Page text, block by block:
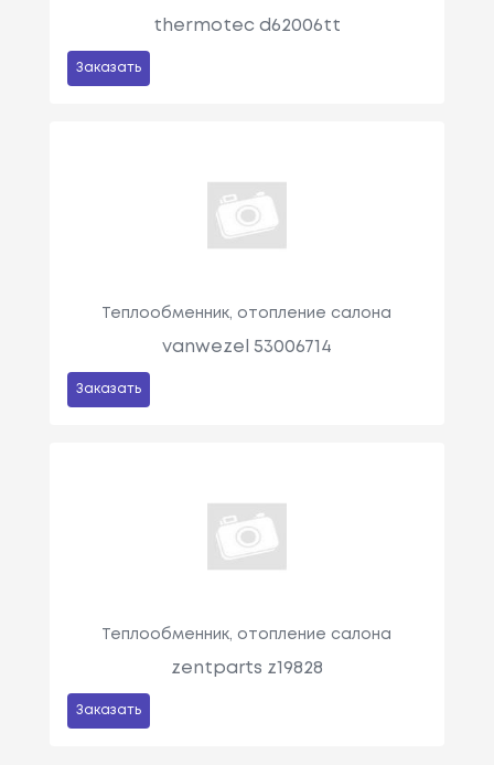
thermotec d62006tt
Заказать
Теплообменник, отопление салона
vanwezel 53006714
Заказать
Теплообменник, отопление салона
zentparts z19828
Заказать